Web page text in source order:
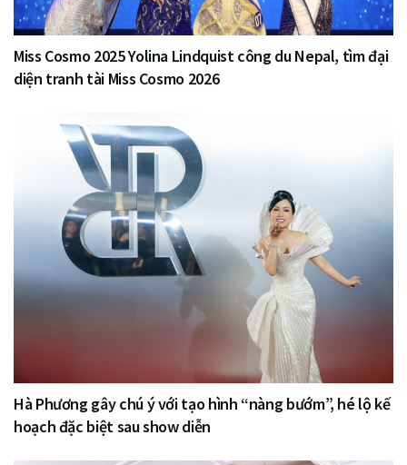
Miss Cosmo 2025 Yolina Lindquist công du Nepal, tìm đại
diện tranh tài Miss Cosmo 2026
Hà Phương gây chú ý với tạo hình “nàng bướm”, hé lộ kế
hoạch đặc biệt sau show diễn